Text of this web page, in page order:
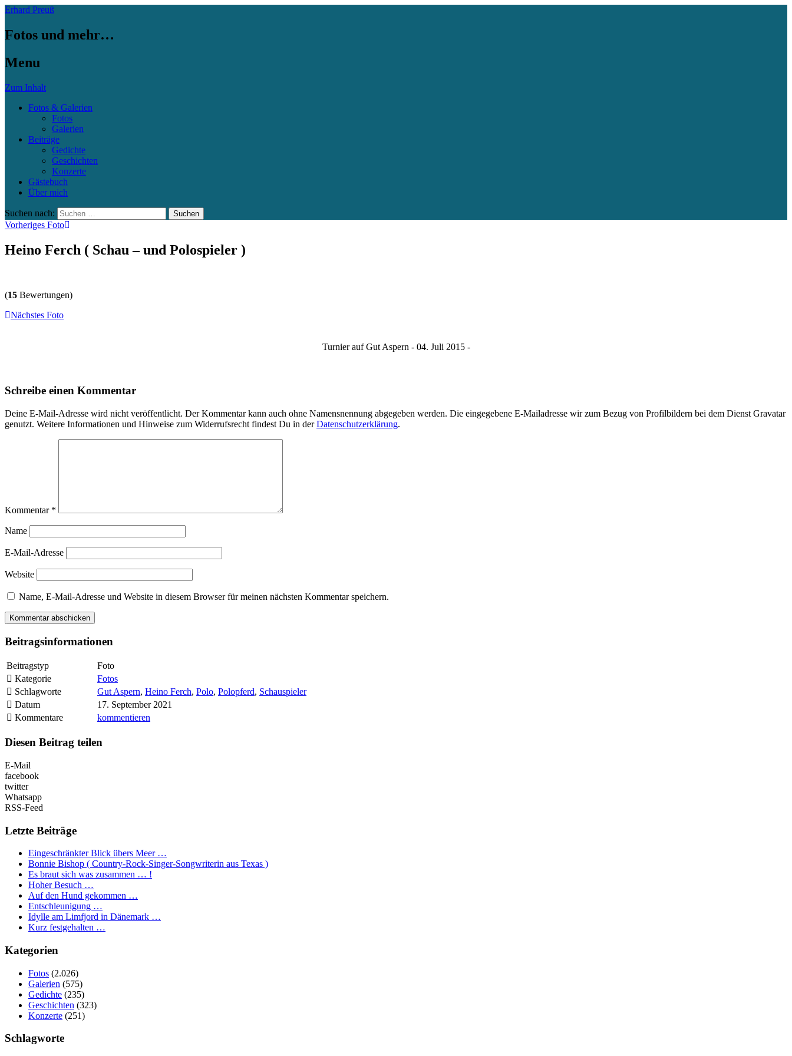
Erhard Preuß
Fotos und mehr…
Menu
Zum Inhalt
Fotos & Galerien
Fotos
Galerien
Beiträge
Gedichte
Geschichten
Konzerte
Gästebuch
Über mich
Suchen nach:
Vorheriges Foto
Heino Ferch ( Schau – und Polospieler )
(15 Bewertungen)
Nächstes Foto
Turnier auf Gut Aspern - 04. Juli 2015 -
Schreibe einen Kommentar
Deine E-Mail-Adresse wird nicht veröffentlicht. Der Kommentar kann auch ohne Namensnennung abgegeben werden. Die eingegebene E-Mailadresse wir zum Bezug von Profilbildern bei dem Dienst Gravatar
genutzt. Weitere Informationen und Hinweise zum Widerrufsrecht findest Du in derDatenschutzerklärung.
Kommentar *
Name
E-Mail-Adresse
Website
Name, E-Mail-Adresse und Website in diesem Browser für meinen nächsten Kommentar speichern.
Beitragsinformationen
Beitragstyp
Foto
Kategorie
Fotos
Schlagworte
Gut Aspern, Heino Ferch, Polo, Polopferd, Schauspieler
Datum
17. September 2021
Kommentare
kommentieren
Diesen Beitrag teilen
E-Mail
facebook
twitter
Whatsapp
RSS-Feed
Letzte Beiträge
Eingeschränkter Blick übers Meer …
Bonnie Bishop ( Country-Rock-Singer-Songwriterin aus Texas )
Es braut sich was zusammen … !
Hoher Besuch …
Auf den Hund gekommen …
Entschleunigung …
Idylle am Limfjord in Dänemark …
Kurz festgehalten …
Kategorien
Fotos (2.026)
Galerien (575)
Gedichte (235)
Geschichten (323)
Konzerte (251)
Schlagworte